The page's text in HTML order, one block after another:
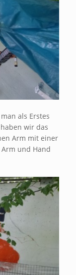
als Erstes
wir das
Arm mit einer
und Hand